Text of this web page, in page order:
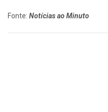
Fonte: Notícias ao Minuto